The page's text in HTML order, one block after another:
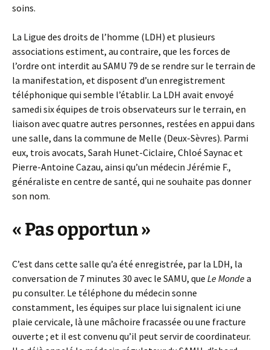
soins.
La Ligue des droits de l’homme (LDH) et plusieurs
associations estiment, au contraire, que les forces de
l’ordre ont interdit au SAMU 79 de se rendre sur le terrain de
la manifestation, et disposent d’un enregistrement
téléphonique qui semble l’établir. La LDH avait envoyé
samedi six équipes de trois observateurs sur le terrain, en
liaison avec quatre autres personnes, restées en appui dans
une salle, dans la commune de Melle (Deux-Sèvres). Parmi
eux, trois avocats, Sarah Hunet-Ciclaire, Chloé Saynac et
Pierre-Antoine Cazau, ainsi qu’un médecin Jérémie F.,
généraliste en centre de santé, qui ne souhaite pas donner
son nom.
« Pas opportun »
C’est dans cette salle qu’a été enregistrée, par la LDH, la
conversation de 7 minutes 30 avec le SAMU, que Le Mondea
pu consulter. Le téléphone du médecin sonne
constamment, les équipes sur place lui signalent ici une
plaie cervicale, là une mâchoire fracassée ou une fracture
ouverte ; et il est convenu qu’il peut servir de coordinateur.